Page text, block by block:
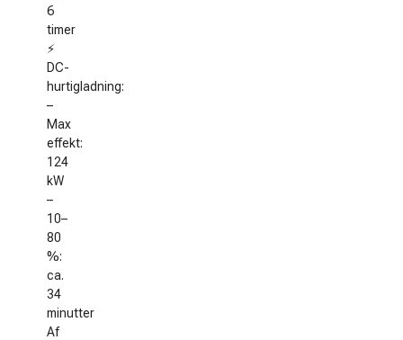
6
timer
⚡
DC-
hurtigladning:
–
Max
effekt:
124
kW
–
10–
80
%:
ca.
34
minutter
Af